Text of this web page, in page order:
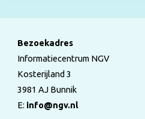
Bezoekadres
Informatiecentrum NGV
Kosterijland 3
3981 AJ Bunnik
E: info@ngv.nl